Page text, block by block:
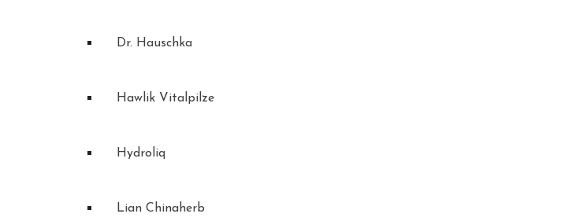
Dr. Hauschka
Hawlik Vitalpilze
Hydroliq
Lian Chinaherb